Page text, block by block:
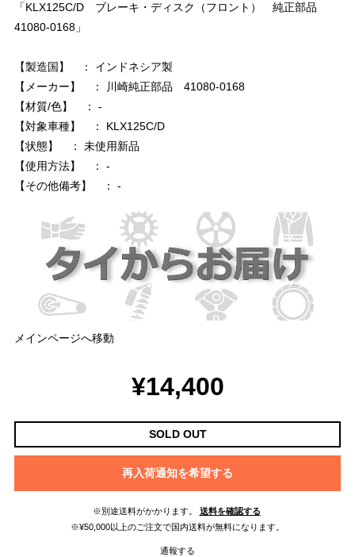
「KLX125C/D ブレーキ・ディスク（フロント） 純正部品
41080-0168」
【製造国】 ： インドネシア製
【メーカー】 ： 川崎純正部品 41080-0168
【材質/色】 ： -
【対象車種】 ： KLX125C/D
【状態】 ： 未使用新品
【使用方法】 ： -
【その他備考】 ： -
メインページへ移動
¥14,400
SOLD OUT
再入荷通知を希望する
※別途送料がかかります。
送料を確認する
※¥50,000以上のご注文で国内送料が無料になります。
通報する